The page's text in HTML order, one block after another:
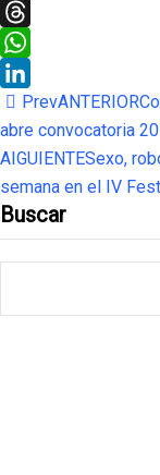
Twitter
Threads
WhatsApp
LinkedIn
PrevANTERIOR
abre convocatoria
AIGUIENTESexo,
semana en el IV
Buscar